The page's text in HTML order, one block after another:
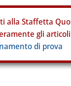
alla Staffetta
gli
di prova